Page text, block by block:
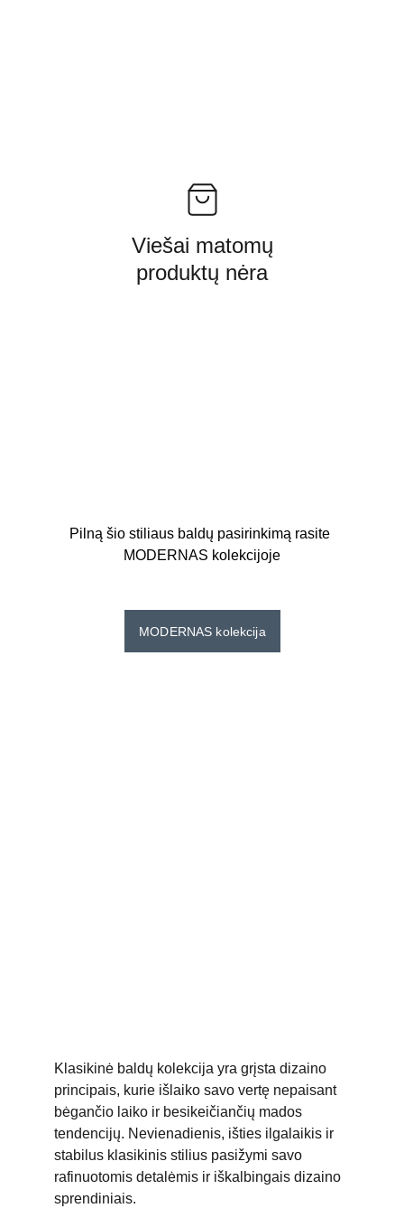
Viešai matomų
produktų nėra
Pilną šio stiliaus baldų pasirinkimą rasite
MODERNAS kolekcijoje
MODERNAS kolekcija
Klasikinė baldų kolekcija yra grįsta dizaino
principais, kurie išlaiko savo vertę nepaisant
bėgančio laiko ir besikeičiančių mados
tendencijų. Nevienadienis, išties ilgalaikis ir
stabilus klasikinis stilius pasižymi savo
rafinuotomis detalėmis ir iškalbingais dizaino
sprendiniais.